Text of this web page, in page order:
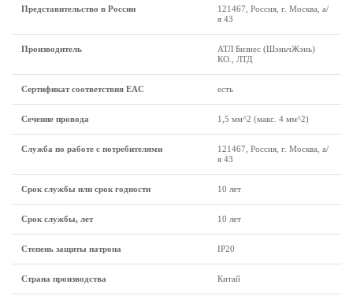
Представительство в России
121467, Россия, г. Москва, а/
я 43
Производитель
АТЛ Бизнес (ШэньчЖэнь)
КО., ЛТД
Сертификат соответствия EAC есть
Сечение провода 1,5 мм^2 (макс. 4 мм^2)
Служба по работе с потребителями
121467, Россия, г. Москва, а/
я 43
Срок службы или срок годности 10 лет
Срок службы, лет 10 лет
Степень защиты патрона IP20
Страна производства Китай